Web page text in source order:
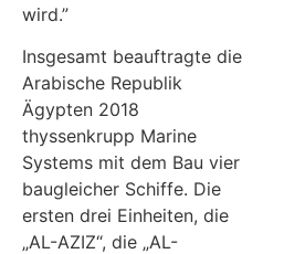
wird.”
Insgesamt beauftragte die
Arabische Republik
Ägypten 2018
thyssenkrupp Marine
Systems mit dem Bau vier
baugleicher Schiffe. Die
ersten drei Einheiten, die
„AL-AZIZ“, die „AL-